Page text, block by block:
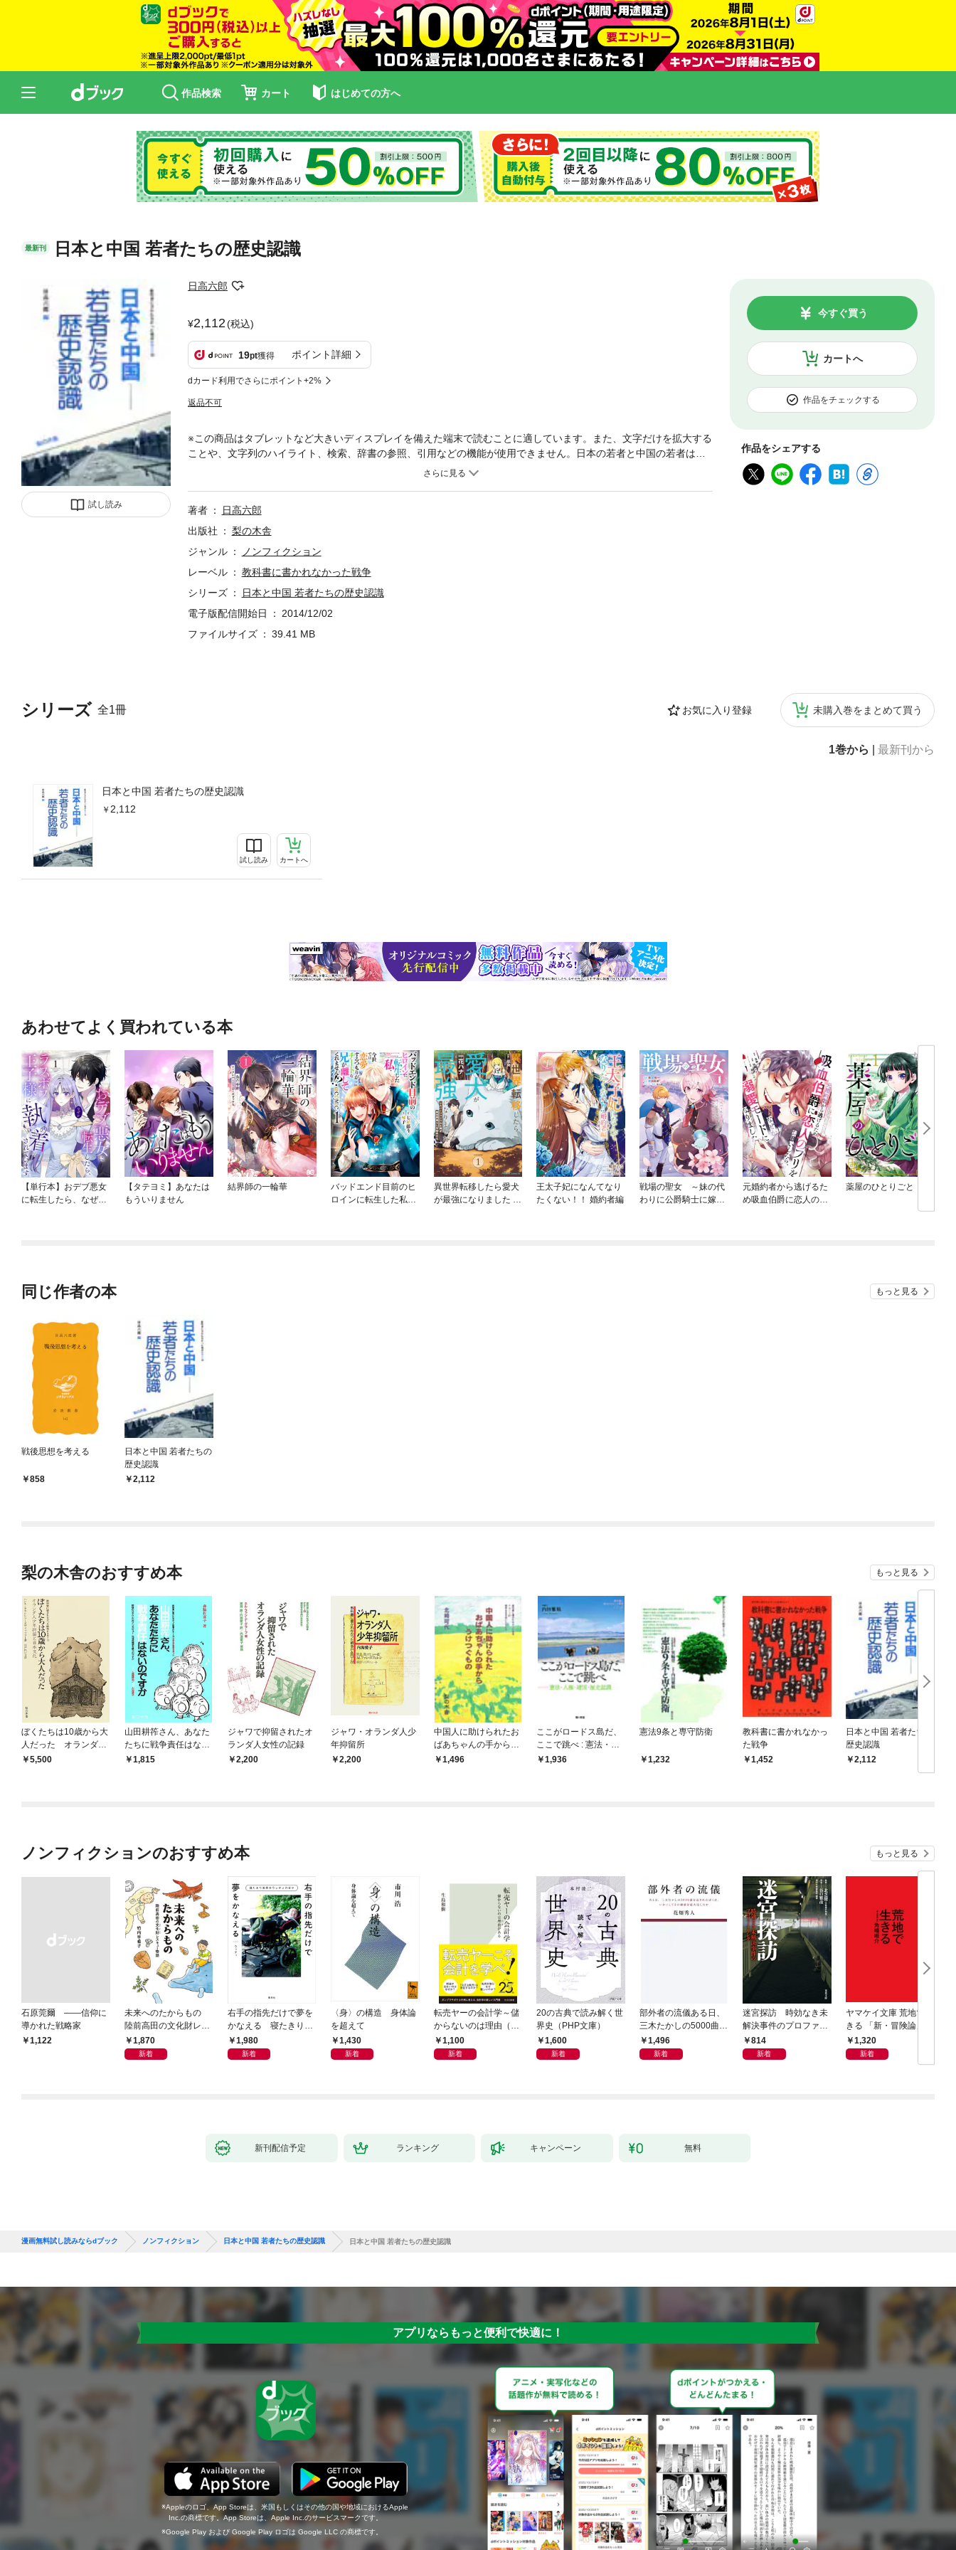
作品検索 カート はじめての方へ
最新刊 日本と中国 若者たちの歴史認識
試し読み
日高六郎
2,112(税込)
19pt獲得 ポイント詳細
dカード利用でさらにポイント+2%
返品不可
カートへ
今すぐ買う
作品をチェックする
作品をシェアする
シリーズ 全1冊 お気に入り登録 未購入巻をまとめて買う
1巻から 最新刊から
日本と中国 若者たちの歴史認識
2,112
試し読み カートへ
※この商品はタブレットなど大きいディスプレイを備えた端末で読むことに適しています。また、文字だけを拡大する
ことや、文字列のハイライト、検索、辞書の参照、引用などの機能が使用できません。日本の若者と中国の若者は、
自国の歴史について、どんなことを知っていて、どう考えているだろうか。日中の教科書研究交流会の報告をレポー
著者
日高六郎
出版社
梨の木舎
ジャンル
ノンフィクション
レーベル
教科書に書かれなかった戦争
シリーズ
日本と中国 若者たちの歴史認識
電子版配信開始日
2014/12/02
ファイルサイズ
39.41 MB
あわせてよく買われている本
【単行本】おデブ悪女
に転生したら、なぜか
【タテヨミ】あなたは
もういりません
結界師の一輪華
バッドエンド目前のヒ
ロインに転生した私、
異世界転移したら愛犬
が最強になりました ～
王太子妃になんてなり
たくない！！ 婚約者編
戦場の聖女 ～妹の代
わりに公爵騎士に嫁ぐ
元婚約者から逃げるた
め吸血伯爵に恋人のフ
薬屋のひとりごと
同じ作者の本 もっと見る
戦後思想を考える
858
日本と中国 若者たちの
歴史認識
2,112
梨の木舎のおすすめ本 もっと見る
ぼくたちは10歳から大
人だった オランダ人
少年抑留と日本文化
5,500
山田耕筰さん、あなた
たちに戦争責任はない
のですか 新谷のり子
1,815
ジャワで抑留されたオ
ランダ人女性の記録
2,200
ジャワ・オランダ人少
年抑留所
2,200
中国人に助けられたお
ばあちゃんの手からう
けつぐもの
1,496
ここがロードス島だ、
ここで跳べ : 憲法・人
権・靖国・歴史認識
1,936
憲法9条と専守防衛
1,232
教科書に書かれなかっ
た戦争
1,452
日本と中国 若者たちの
歴史認識
2,112
ノンフィクションのおすすめ本 もっと見る
石原莞爾 ――信仰に
導かれた戦略家
￥1,122
未来へのたからもの
陸前高田の文化財レス
キュー物語
1,870
新着
右手の指先だけで夢を
かなえる 寝たきり系
男子ウッディの日々
1,980
新着
〈身〉の構造 身体論
を超えて
1,430
新着
転売ヤーの会計学～儲
からないのは理由（わ
け）がある～
1,100
新着
20の古典で読み解く世
界史（PHP文庫）
1,600
新着
部外者の流儀ある日、
三木たかしの5000曲を
託されたぼくは、いか
にしてその価値を最大
1,496
新着
迷宮探訪 時効なき未
解決事件のプロファイ
リング
814
新着
ヤマケイ文庫 荒地で生
きる 「新・冒険論」改
訂1,320
新着
新刊配信予定 ランキング キャンペーン 無料
漫画無料試し読みならdブック ノンフィクション 日本と中国 若者たちの歴史認識 日本と中国 若者たちの歴史認識
アプリならもっと便利で快適に！
Appleのロゴ、App Storeは、米国もしくはその他の国や地域におけるApple
Inc.の商標です。App Storeは、Apple Inc.のサービスマークです。
Google Play および Google Play ロゴは Google LLC の商標です。